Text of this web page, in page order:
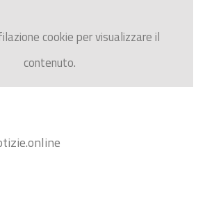
cookie per visualizzare il
contenuto.